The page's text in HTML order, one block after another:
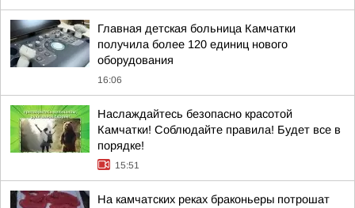
Главная детская больница Камчатки
получила более 120 единиц нового
оборудования
16:06
Наслаждайтесь безопасно красотой
Камчатки! Соблюдайте правила! Будет все в
порядке!
15:51
На камчатских реках браконьеры потрошат